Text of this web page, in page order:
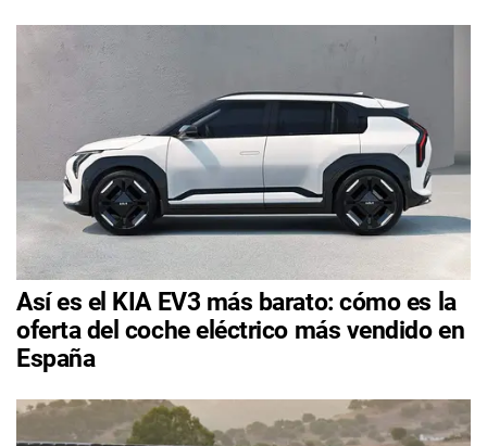
Así es el KIA EV3 más barato: cómo es la
oferta del coche eléctrico más vendido en
España